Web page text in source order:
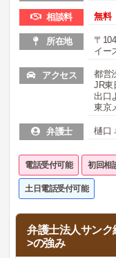
相談料 無料
所在地
〒
イー
アクセス
都営
JR東
出口
東京
弁護士 樋口
電話受付可能 初回相
土日電話受付可能
弁護士法人サン
>の強み